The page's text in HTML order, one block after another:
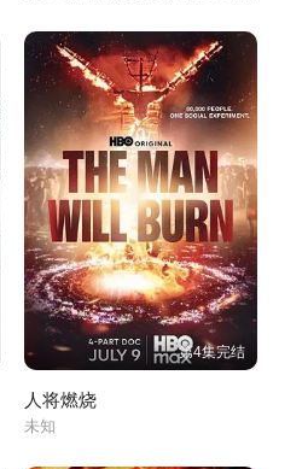
第4集完结
人将燃烧
未知